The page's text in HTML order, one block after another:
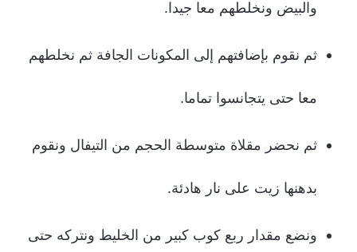
والبيض ونخلطهم معا جيدا.
ثم نقوم بإضافتهم إلى المكونات الجافة ثم نخلطهم
معا حتى يتجانسوا تماما.
ثم نحضر مقلاة متوسطة الحجم من التيفال ونقوم
بدهنها زيت على نار هادئة.
ونضع مقدار ربع كوب كبير من الخليط ونتركه حتى